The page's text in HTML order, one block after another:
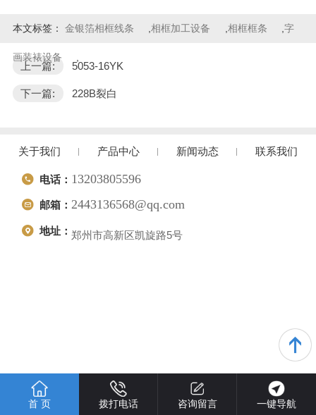
本文标签： 金银箔相框线条 ,相框加工设备 相框框条 ,字
画装裱设备
上一篇: 5053-16YK
下一篇: 228B裂白
关于我们 产品中心 新闻动态 联系我们
电话： 13203805596
邮箱： 2443136568@qq.com
地址： 郑州市高新区凯旋路5号
首 页 拨打电话 咨询留言 一键导航